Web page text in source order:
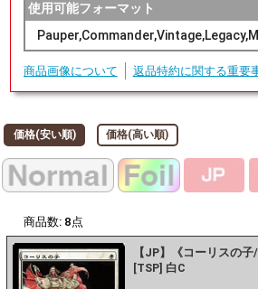
使用可能フォーマット
商品画像について 返品特約に関する重要
価格(安い順) 価格(高い順)
商品数: 8 点
【JP】《コーリスの
[TSP] 白C